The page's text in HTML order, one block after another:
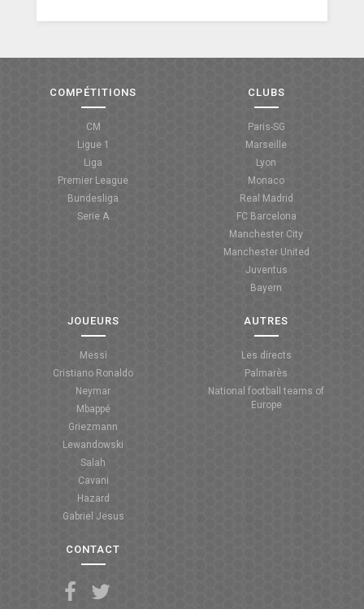
COMPÉTITIONS
CM
Ligue 1
Liga
Premier League
Bundesliga
Serie A
CLUBS
Paris-SG
Marseille
Lyon
Monaco
Real Madrid
FC Barcelona
Manchester City
Manchester United
Juventus
Bayern
JOUEURS
Messi
Cristiano Ronaldo
Neymar
Mbappé
Griezmann
Lewandowski
Salah
Cavani
Hazard
Gabriel Jesus
AUTRES
Les directs
Palmarès
National football teams of
Europe
CONTACT